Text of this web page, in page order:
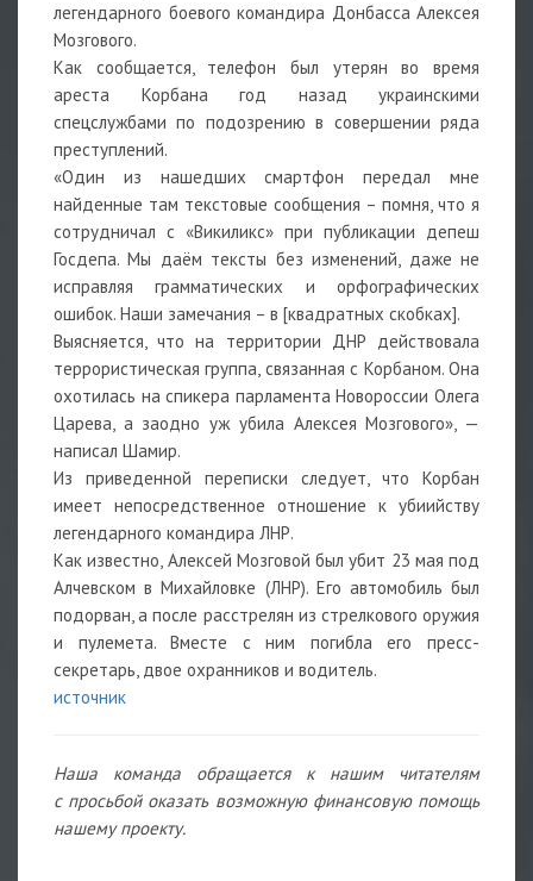
легендарного боевого командира Донбасса Алексея
Мозгового.
Как сообщается, телефон был утерян во время
ареста Корбана год назад украинскими
спецслужбами по подозрению в совершении ряда
преступлений.
«Один из нашедших смартфон передал мне
найденные там текстовые сообщения – помня, что я
сотрудничал с «Викиликс» при публикации депеш
Госдепа. Мы даём тексты без изменений, даже не
исправляя грамматических и орфографических
ошибок. Наши замечания – в [квадратных скобках].
Выясняется, что на территории ДНР действовала
террористическая группа, связанная с Корбаном. Она
охотилась на спикера парламента Новороссии Олега
Царева, а заодно уж убила Алексея Мозгового», —
написал Шамир.
Из приведенной переписки следует, что Корбан
имеет непосредственное отношение к убиийству
легендарного командира ЛНР.
Как известно, Алексей Мозговой был убит 23 мая под
Алчевском в Михайловке (ЛНР). Его автомобиль был
подорван, а после расстрелян из стрелкового оружия
и пулемета. Вместе с ним погибла его пресс-
секретарь, двое охранников и водитель.
источник
Наша команда обращается к нашим читателям
с просьбой оказать возможную финансовую помощь
нашему проекту.